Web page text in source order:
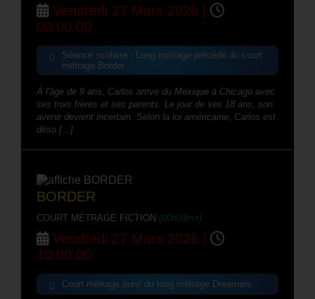
Vendredi 27 Mars 2026 |
08:00:00
Séance scolaire - Long métrage précédé du court
métrage Border
À l'âge de 9 ans, Carlos arrive du Mexique à Chicago avec
ses trois frères et ses parents. Le jour de ses 18 ans, son
avenir devient incertain. Selon la loi américaine, Carlos est
déso [...]
BORDER
COURT MÉTRAGE FICTION (00h03mn)
Vendredi 27 Mars 2026 |
10:00:00
Court métrage suivi du long métrage Dreamers